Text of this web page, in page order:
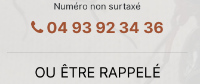
Numéro non surtaxé
04 93 92 34 36
OU ÊTRE RAPPELÉ